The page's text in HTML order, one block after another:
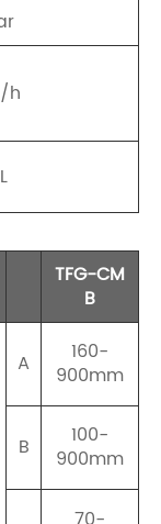
h
TFG-CM
B
A
160-
900mm
B
100-
900mm